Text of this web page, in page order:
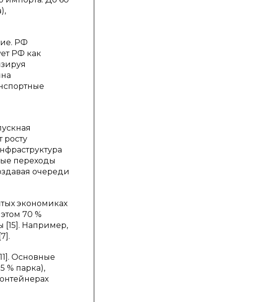
РФ
РФ как
росту
переходы
очереди
экономиках
70 %
[15]. Например,
Основные
% парка),